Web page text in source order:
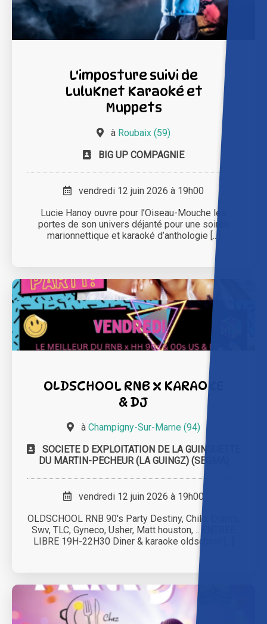
L'imposture suivi de
LuluKnet Karaoké et
Muppets
à Roubaix (59)
BIG UP COMPAGNIE
vendredi 12 juin 2026 à 19h00
Lucie Hanoy ouvre pour l’Oiseau-Mouche les
portes de son univers déjanté pour une soirée
marionnettique et karaoké d’anthologie [...]
OLDSCHOOL RNB x KARAOKE
& DJ
à Champigny-Sur-Marne (94)
SOCIETE D EXPLOITATION DE LA GUINGUETTE
DU MARTIN-PECHEUR (LA GUINGZ) (SEGMA)
vendredi 12 juin 2026 à 19h00
OLDSCHOOL RNB 90's Party Destiny, Child, Diam's,
Swv, TLC, Gyneco, Usher, Matt houston, .. ENTREE
LIBRE 19H-22H30 Diner & karaoke oldschool [...]